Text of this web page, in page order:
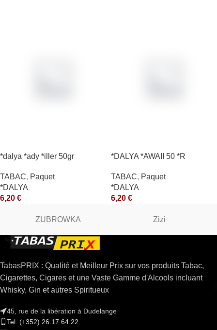
*dalya *ady *iller 50gr
TABAC, Paquet
*DALYA
6,20 €
*DALYA *AWAII 50 *R
TABAC, Paquet
*DALYA
6,20 €
ZUBROWKA Zizi
TabasPRIX : Qualité et Meilleur Prix sur vos produits Tabac,
Cigarettes, Cigares et une Vaste Gamme d'Alcools incluant
Whisky, Gin et autres Spiritueux
45, rue de la libération à Dudelange
Tel: (+352) 26 17 64 22